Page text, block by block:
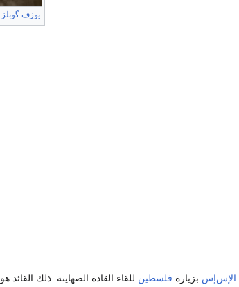
يوزف گوبلز
الإس‌إس بزيارة فلسطين للقاء القادة الصهاينة. ذلك القائد هو